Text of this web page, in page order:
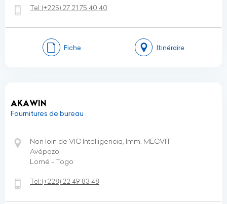
Tel:(+225) 27 21 75 40 40
Fiche Itinéraire
AKAWIN
Fournitures de bureau
Non loin de VIC Intelligencia, Imm. MECVIT
Avépozo
Lomé - Togo
Tel:(+228) 22 49 83 48